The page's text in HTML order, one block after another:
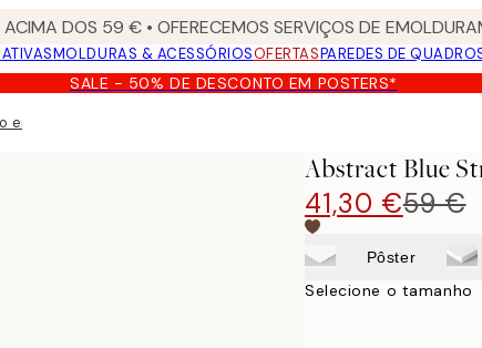
DOS 59 € • OFERECEMOS SERVIÇOS DE
MOLDURAS & ACESSÓRIOSOFERTASPAREDES DE
SALE - 50% DE DESCONTO EM POSTERS*
em tela
Abstract Blue
41,30 €59 €
Pôster
Selecione o tamanho